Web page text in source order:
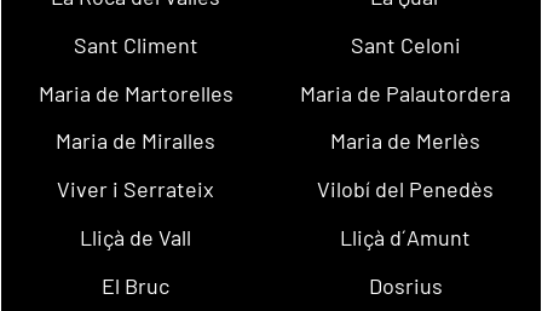
Sant Climent
Sant Celoni
Maria de Martorelles
Maria de Palautordera
Maria de Miralles
Maria de Merlès
Viver i Serrateix
Vilobí del Penedès
Lliçà de Vall
Lliçà d´Amunt
El Bruc
Dosrius